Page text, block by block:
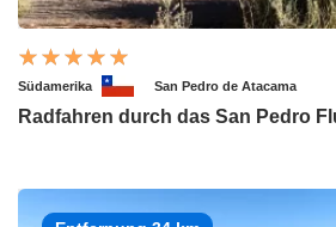
Südamerika San Pedro de Atacama
Radfahren durch das San Pedro